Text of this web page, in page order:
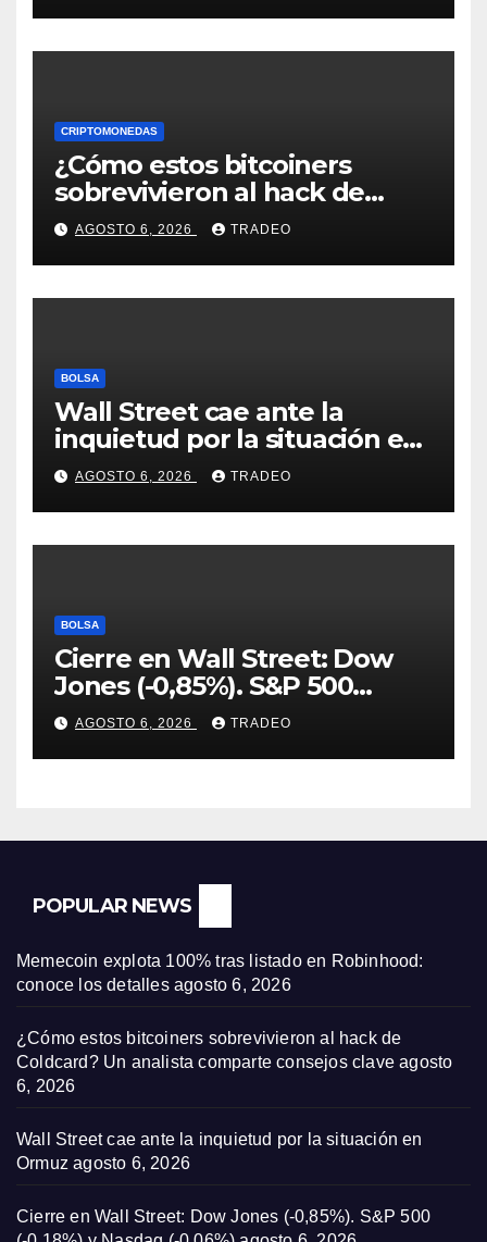
CRIPTOMONEDAS
¿Cómo estos bitcoiners
sobrevivieron al hack de
Coldcard? Un analista
comparte consejos clave
AGOSTO 6, 2026 TRADEO
BOLSA
Wall Street cae ante la
inquietud por la situación en
Ormuz
AGOSTO 6, 2026 TRADEO
BOLSA
Cierre en Wall Street: Dow
Jones (-0,85%). S&P 500
(-0,18%) y Nasdaq (-0,06%)
AGOSTO 6, 2026 TRADEO
POPULAR NEWS
Memecoin explota 100% tras listado en Robinhood:
conoce los detalles agosto 6, 2026
¿Cómo estos bitcoiners sobrevivieron al hack de
Coldcard? Un analista comparte consejos clave agosto
6, 2026
Wall Street cae ante la inquietud por la situación en
Ormuz agosto 6, 2026
Cierre en Wall Street: Dow Jones (-0,85%). S&P 500